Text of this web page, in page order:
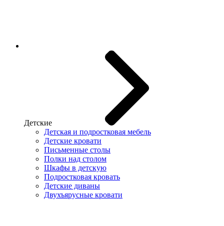
Детские
Детская и подростковая мебель
Детские кровати
Письменные столы
Полки над столом
Шкафы в детскую
Подростковая кровать
Детские диваны
Двухъярусные кровати